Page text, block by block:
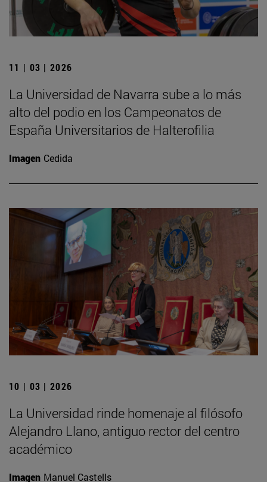
11 | 03 | 2026
La Universidad de Navarra sube a lo más
alto del podio en los Campeonatos de
España Universitarios de Halterofilia
Imagen Cedida
10 | 03 | 2026
La Universidad rinde homenaje al filósofo
Alejandro Llano, antiguo rector del centro
académico
Imagen Manuel Castells